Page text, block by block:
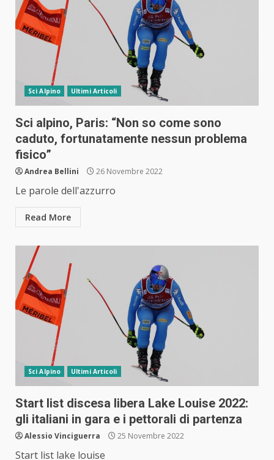
Sci Alpino Ultimi Articoli
Sci alpino, Paris: “Non so come sono
caduto, fortunatamente nessun problema
fisico”
Andrea Bellini 26 Novembre 2022
Le parole dell'azzurro
Read More
Sci Alpino Ultimi Articoli
Start list discesa libera Lake Louise 2022:
gli italiani in gara e i pettorali di partenza
Alessio Vinciguerra 25 Novembre 2022
Start list lake louise